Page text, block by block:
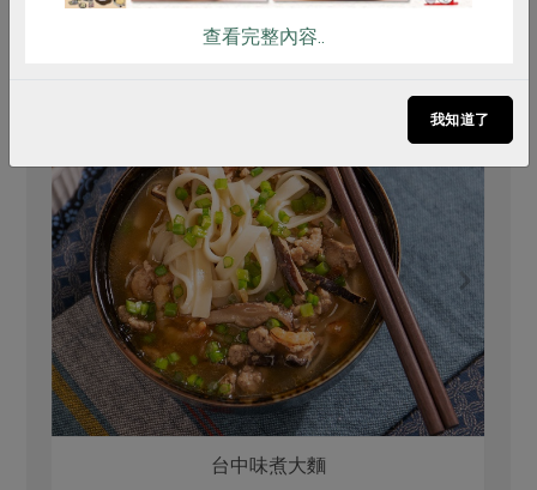
台中味煮大麵
查看完整內容..
我知道了